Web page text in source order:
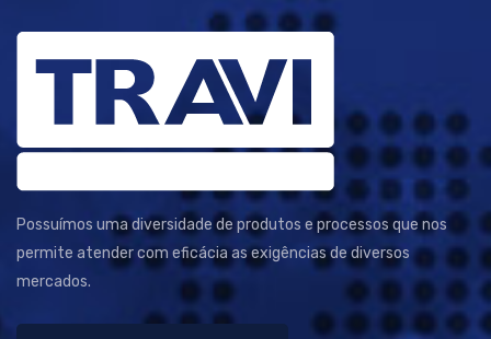
Possuímos uma diversidade de produtos e processos que nos
permite atender com eficácia as exigências de diversos
mercados.